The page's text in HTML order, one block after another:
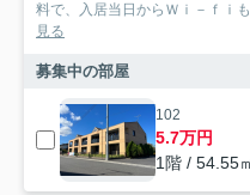
料で、入居当日からＷｉ－ｆｉ
見る
募集中の部屋
102
5.7万円
1階 / 54.55